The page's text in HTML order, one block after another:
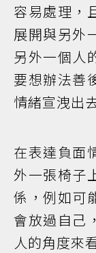
容易處理，
展開與另外
另外一個人
要想辦法善
情緒宣洩出
在表達負面
外一張椅子
係，例如可
會放過自己
人的角度來